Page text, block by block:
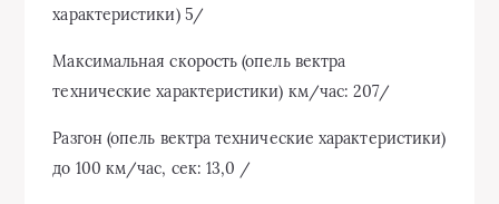
характеристики) 5/
Максимальная скорость (опель вектра
технические характеристики) км/час: 207/
Разгон (опель вектра технические характеристики)
до 100 км/час, сек: 13,0 /